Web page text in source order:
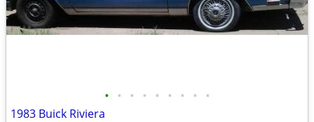
• • • • • • • • •
1983 Buick Riviera